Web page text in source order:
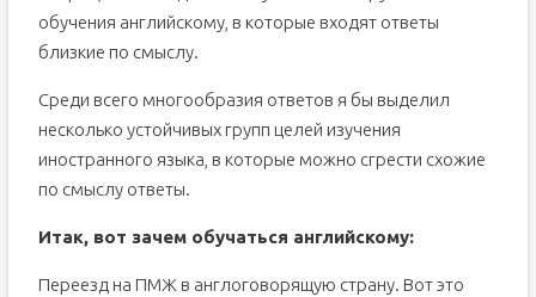
обучения английскому, в которые входят ответы
близкие по смыслу.
Среди всего многообразия ответов я бы выделил
несколько устойчивых групп целей изучения
иностранного языка, в которые можно сгрести схожие
по смыслу ответы.
Итак, вот зачем обучаться английскому:
Переезд на ПМЖ в англоговорящую страну. Вот это